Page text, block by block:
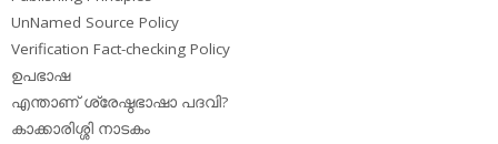
UnNamed Source Policy
Verification Fact-checking Policy
ഉപഭാഷ
എന്താണ് ശ്രേഷ്ഠഭാഷാ പദവി?
കാക്കാരിശ്ശി നാടകം